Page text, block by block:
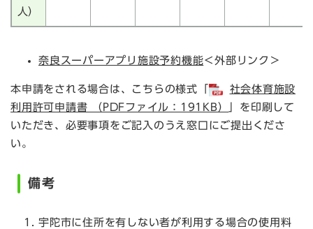
人）
奈良スーパーアプリ施設予約機能＜外部リンク＞
​本申請をされる場合は、こちらの様式「
社会体育施設
利用許可申請書 （PDFファイル：191KB）
」を印刷して
いただき、必要事項をご記入のうえ窓口にご提出くださ
い。
備考
宇陀市に住所を有しない者が利用する場合の使用料